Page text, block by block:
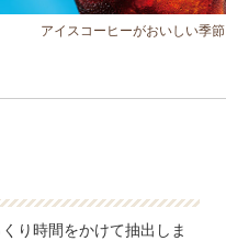
アイスコーヒーがおいしい季節
り時間をかけて抽出しま